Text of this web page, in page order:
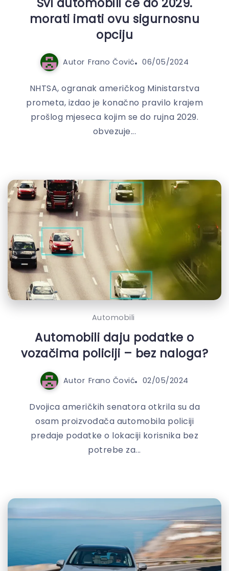
morati imati ovu sigurnosnu
opciju
Autor Frano Čović 06/05/2024
NHTSA, ogranak američkog Ministarstva
prometa, izdao je konačno pravilo krajem
prošlog mjeseca kojim se do rujna 2029.
obvezuje...
Automobili
Automobili daju podatke o
vozačima policiji – bez naloga?
Autor Frano Čović 02/05/2024
Dvojica američkih senatora otkrila su da
osam proizvođača automobila policiji
predaje podatke o lokaciji korisnika bez
potrebe za...